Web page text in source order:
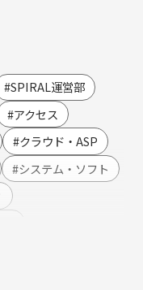
イン受付管理
#SPIRAL運営部
#アクセス
#クラウド・ASP
#システム・ソフト
リット・デメリット